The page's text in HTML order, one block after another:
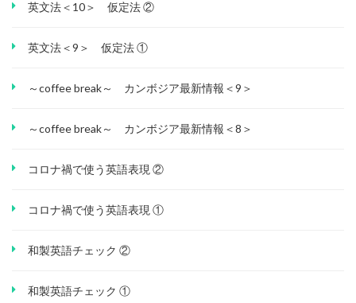
英文法＜10＞ 仮定法 ②
英文法＜9＞ 仮定法 ①
～coffee break～ カンボジア最新情報＜9＞
～coffee break～ カンボジア最新情報＜8＞
コロナ禍で使う英語表現 ②
コロナ禍で使う英語表現 ①
和製英語チェック ②
和製英語チェック ①